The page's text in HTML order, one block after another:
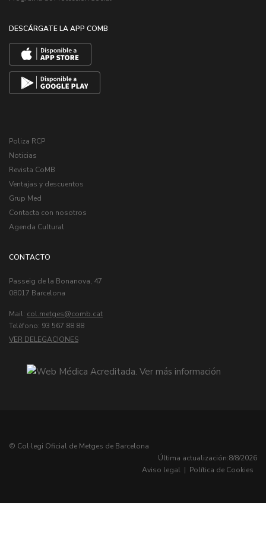
DESCÁRGATE LA APP COMB
Poliza RCP
Noticias
Revista CoMB
Ventajas y descuentos
Grup Med
Contacta con nosotros
Agenda Cultural
CONTACTO
Passeig de la Bonanova, 47
08017 Barcelona
Mail: col.metges
Telèfono: 93 567 88 88
VER DELEGACIONES
© Col·legi Oficial de Metges de Barcelona
Última actualización:8/8/2026
Aviso legal | Política de Cookies